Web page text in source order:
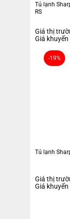
Với dung
và làm đá.
hàng ngày.-
Tủ lạnh
RS
Giá thị
Giá khuyến
-19%
Tủ lạnh
Giá thị
Giá khuyến